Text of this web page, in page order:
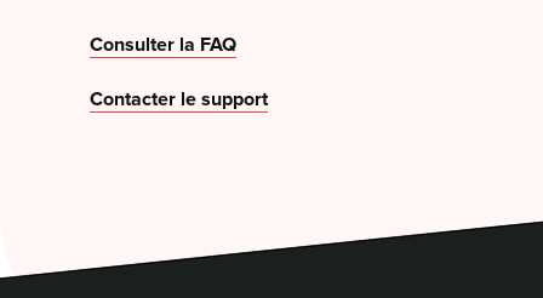
Consulter la FAQ
Contacter le support